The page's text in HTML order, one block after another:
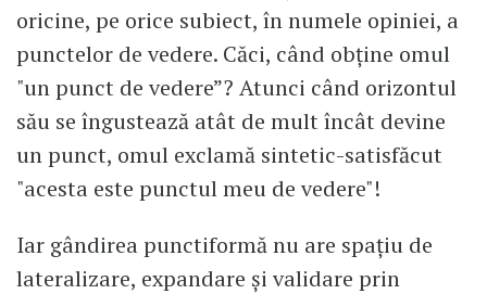
oricine, pe orice subiect, în numele opiniei, a
punctelor de vedere. Căci, când obține omul
"un punct de vedere”? Atunci când orizontul
său se îngustează atât de mult încât devine
un punct, omul exclamă sintetic-satisfăcut
"acesta este punctul meu de vedere"!
Iar gândirea punctiformă nu are spațiu de
lateralizare, expandare și validare prin